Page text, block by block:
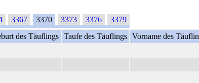
3367 3370 3373 3376
3379
des Täuflings Taufe des Täuflings Vorname des